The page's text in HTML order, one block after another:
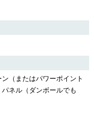
（またはパワーポイント
ネル（ダンボールでも